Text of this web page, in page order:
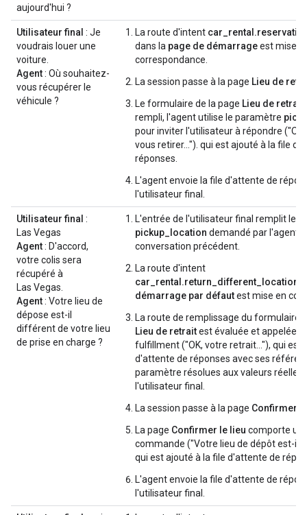
aujourd'hui ?
Utilisateur final : Je
voudrais louer une
voiture.
Agent: Où souhaitez-
vous récupérer le
véhicule ?
La route d'intent
dans la page de démarrageest mise
correspondance.
La session passe à la page Lieu de
Le formulaire de la page Lieu de retrait
rempli, l'agent utilise le paramètre
pour inviter l'utilisateur à répondre
vous retirer…"). qui est ajouté à la file
réponses.
L'agent envoie la file d'attente de
l'utilisateur final.
Utilisateur final :
Las Vegas
Agent: D'accord,
votre colis sera
récupéré à
Las Vegas.
Agent: Votre lieu de
dépose est-il
différent de votre lieu
de prise en charge ?
L'entrée de l'utilisateur final remplit le
pickup_location demandé par l'agent
conversation précédent.
La route d'intent
car_rental.return_different_location
démarrage par défautest mise en
La route de remplissage du formulaire
Lieu de retraitest évaluée et appelée.
fulfillment ("OK, votre retrait…"), qui est
d'attente de réponses avec ses
paramètre résolues aux valeurs réelles
l'utilisateur final.
La session passe à la page Confirmer
La page Confirmer le lieu comporte
commande ("Votre lieu de dépôt est-il
qui est ajouté à la file d'attente de
L'agent envoie la file d'attente de
l'utilisateur final.